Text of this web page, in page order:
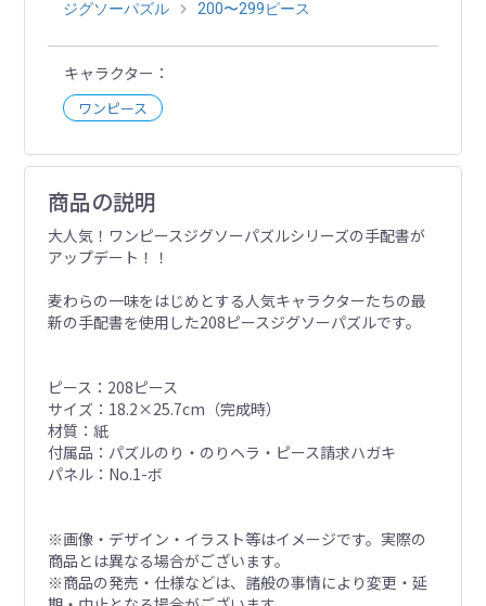
ジグソーパズル 200〜299ピース
キャラクター
ワンピース
商品の説明
大人気！ワンピースジグソーパズルシリーズの手配書が
アップデート！！
麦わらの一味をはじめとする人気キャラクターたちの最
新の手配書を使用した208ピースジグソーパズルです。
ピース：208ピース
サイズ：18.2×25.7cm（完成時）
材質：紙
付属品：パズルのり・のりヘラ・ピース請求ハガキ
パネル：No.1-ボ
※画像・デザイン・イラスト等はイメージです。実際の
商品とは異なる場合がございます。
※商品の発売・仕様などは、諸般の事情により変更・延